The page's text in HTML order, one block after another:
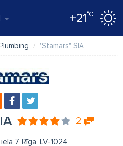
+21°C
Plumbing "Stamars" SIA
2
7, Rīga, LV-1024